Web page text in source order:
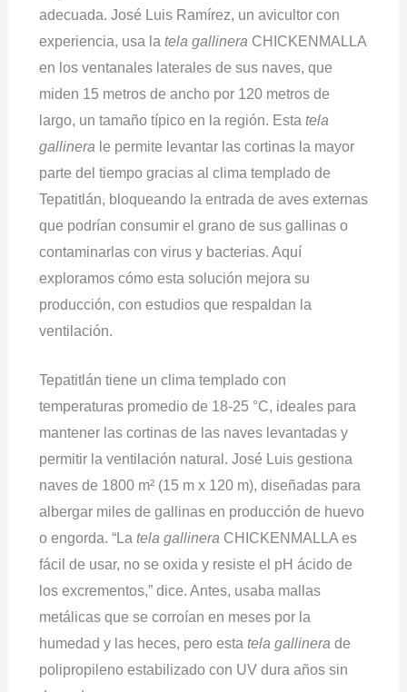
adecuada. José Luis Ramírez, un avicultor con
experiencia, usa la tela gallinera CHICKENMALLA
en los ventanales laterales de sus naves, que
miden 15 metros de ancho por 120 metros de
largo, un tamaño típico en la región. Esta tela
gallinera le permite levantar las cortinas la mayor
parte del tiempo gracias al clima templado de
Tepatitlán, bloqueando la entrada de aves externas
que podrían consumir el grano de sus gallinas o
contaminarlas con virus y bacterias. Aquí
exploramos cómo esta solución mejora su
producción, con estudios que respaldan la
ventilación.
Tepatitlán tiene un clima templado con
temperaturas promedio de 18-25 °C, ideales para
mantener las cortinas de las naves levantadas y
permitir la ventilación natural. José Luis gestiona
naves de 1800 m² (15 m x 120 m), diseñadas para
albergar miles de gallinas en producción de huevo
o engorda. “La tela gallineraCHICKENMALLA es
fácil de usar, no se oxida y resiste el pH ácido de
los excrementos,” dice. Antes, usaba mallas
metálicas que se corroían en meses por la
humedad y las heces, pero esta tela gallinerade
polipropileno estabilizado con UV dura años sin